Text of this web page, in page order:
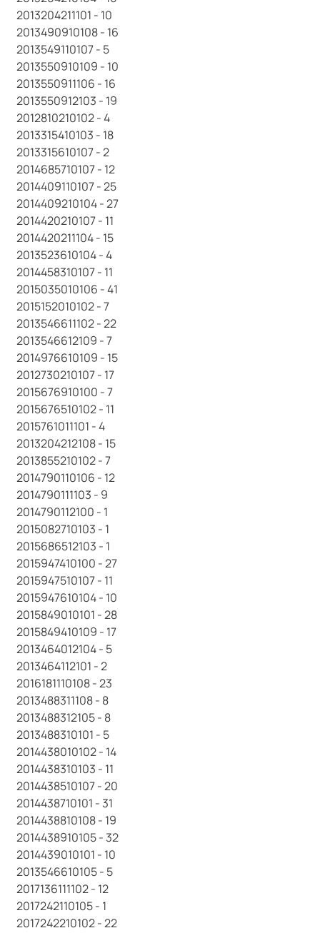
2013204211101 - 10
2013490910108 - 16
2013549110107 - 5
2013550910109 - 10
2013550911106 - 16
2013550912103 - 19
2012810210102 - 4
2013315410103 - 18
2013315610107 - 2
2014685710107 - 12
2014409110107 - 25
2014409210104 - 27
2014420210107 - 11
2014420211104 - 15
2013523610104 - 4
2014458310107 - 11
2015035010106 - 41
2015152010102 - 7
2013546611102 - 22
2013546612109 - 7
2014976610109 - 15
2012730210107 - 17
2015676910100 - 7
2015676510102 - 11
2015761011101 - 4
2013204212108 - 15
2013855210102 - 7
2014790110106 - 12
2014790111103 - 9
2014790112100 - 1
2015082710103 - 1
2015686512103 - 1
2015947410100 - 27
2015947510107 - 11
2015947610104 - 10
2015849010101 - 28
2015849410109 - 17
2013464012104 - 5
2013464112101 - 2
2016181110108 - 23
2013488311108 - 8
2013488312105 - 8
2013488310101 - 5
2014438010102 - 14
2014438310103 - 11
2014438510107 - 20
2014438710101 - 31
2014438810108 - 19
2014438910105 - 32
2014439010101 - 10
2013546610105 - 5
2017136111102 - 12
2017242110105 - 1
2017242210102 - 22